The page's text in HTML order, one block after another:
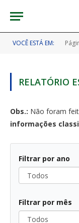
VOCÊ ESTÁ EM:
RELATÓRIO
Obs.: Não foram
informações
Filtrar por ano
Todos
Filtrar por mês
Todos